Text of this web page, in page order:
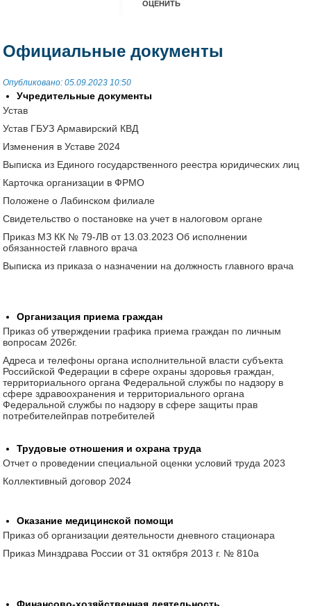
Официальные документы
Опубликовано: 05.09.2023 10:50
Учредительные документы
Устав
Устав ГБУЗ Армавирский КВД
Изменения в Уставе 2024
Выписка из Единого государственного реестра юридических лиц
Карточка организации в ФРМО
Положене о Лабинском филиале
Свидетельство о постановке на учет в налоговом органе
Приказ МЗ КК № 79-ЛВ от 13.03.2023 Об исполнении
обязанностей главного врача
Выписка из приказа о назначении на должность главного врача
Организация приема граждан
Приказ об утверждении графика приема граждан по личным
вопросам 2026г.
Адреса и телефоны органа исполнительной власти субъекта
Российской Федерации в сфере охраны здоровья граждан,
территориального органа Федеральной службы по надзору в
сфере здравоохранения и территориального органа
Федеральной службы по надзору в сфере защиты прав
потребителейправ потребителей
Трудовые отношения и охрана труда
Отчет о проведении специальной оценки условий труда 2023
Коллективный договор 2024
Оказание медицинской помощи
Приказ об организации деятельности дневного стационара
Приказ Минздрава России от 31 октября 2013 г. № 810а
Финансово-хозяйственная деятельность